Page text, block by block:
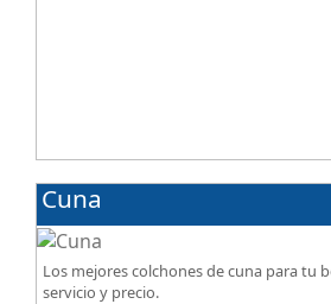
Cuna
Los mejores colchones de cuna para tu
servicio y precio.